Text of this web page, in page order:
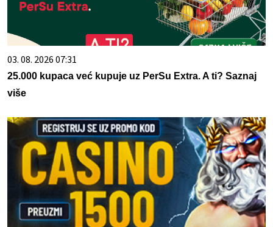
03. 08. 2026 07:31
25.000 kupaca već kupuje uz PerSu Extra. A ti? Saznaj
više